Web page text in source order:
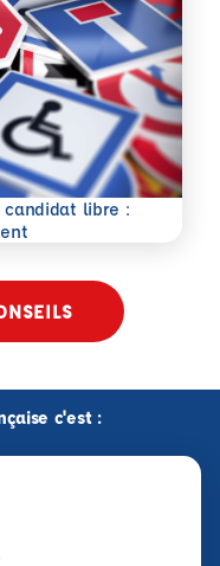
candidat libre :
c'est :